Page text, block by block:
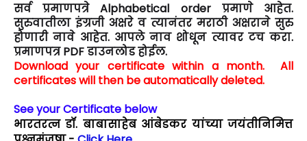
सर्व प्रमाणपत्रे Alphabetical order प्रमाणे आहेत.
सुरुवातीला इंग्रजी अक्षरे व त्यानंतर मराठी अक्षराने सुरु
होणारी नावे आहेत. आपले नाव शोधून त्यावर टच करा.
प्रमाणपत्र PDF डाउनलोड होईल.
Download your certificate within a month. All
certificates will then be automatically deleted.
See your Certificate below
भारतरत्न डॉ. बाबासाहेब आंबेडकर यांच्या जयंतीनिमित्त